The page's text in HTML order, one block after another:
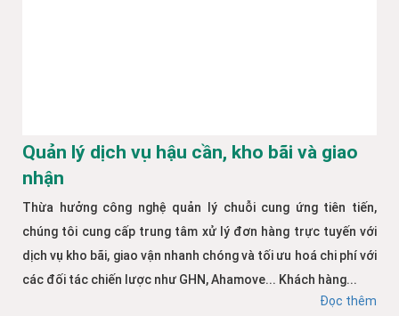
Quản lý dịch vụ hậu cần, kho bãi và giao
nhận
Thừa hưởng công nghệ quản lý chuỗi cung ứng tiên tiến,
chúng tôi cung cấp trung tâm xử lý đơn hàng trực tuyến với
dịch vụ kho bãi, giao vận nhanh chóng và tối ưu hoá chi phí với
các đối tác chiến lược như GHN, Ahamove... Khách hàng...
Đọc thêm